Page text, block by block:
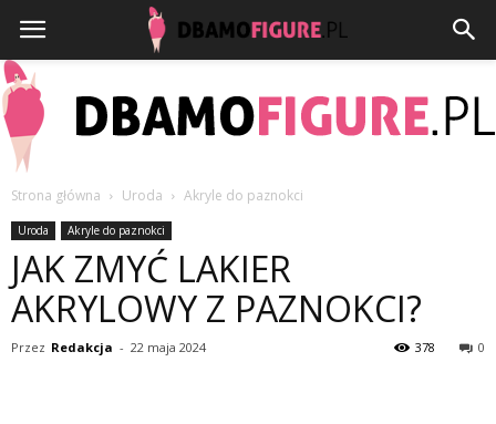
Strona główna Uroda Akryle do paznokci
Uroda Akryle do paznokci
JAK ZMYĆ LAKIER
AKRYLOWY Z PAZNOKCI?
Przez Redakcja - 22 maja 2024 0
378